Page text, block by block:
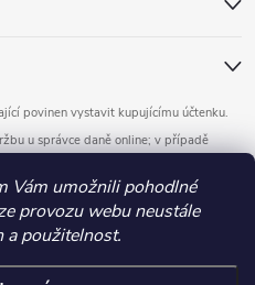
Vám umožnili pohodlné
provozu webu neustále
a použitelnost.
povinen vystavit kupujícímu účtenku.
u správce daně online; v případě
práva vyhrazena.